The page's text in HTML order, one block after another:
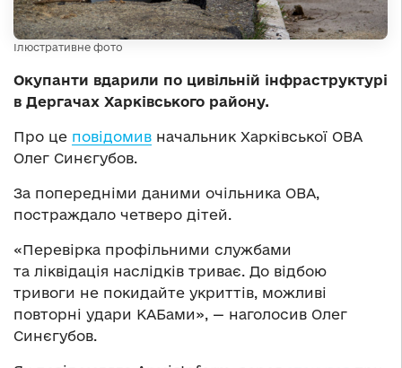
Ілюстративне фото
Окупанти вдарили по цивільній інфраструктурі
в Дергачах Харківського району.
Про це повідомив начальник Харківської ОВА
Олег Синєгубов.
За попередніми даними очільника ОВА,
постраждало четверо дітей.
«Перевірка профільними службами
та ліквідація наслідків триває. До відбою
тривоги не покидайте укриттів, можливі
повторні удари КАБами», — наголосив Олег
Синєгубов.